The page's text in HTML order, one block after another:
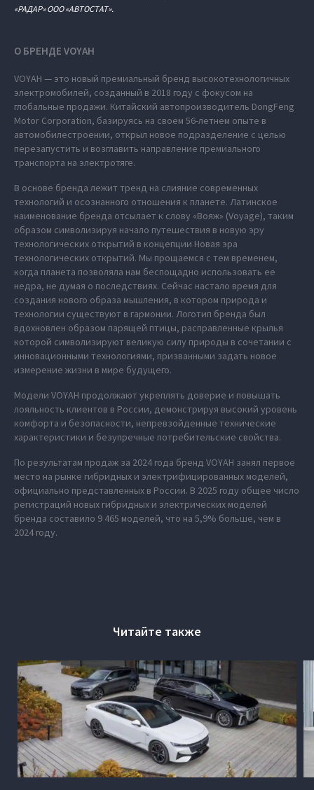
«РАДАР» ООО «АВТОСТАТ».
О БРЕНДЕ VOYAH
VOYAH — это новый премиальный бренд высокотехнологичных
электромобилей, созданный в 2018 году с фокусом на
глобальные продажи. Китайский автопроизводитель DongFeng
Motor Corporation, базируясь на своем 56-летнем опыте в
автомобилестроении, открыл новое подразделение с целью
перезапустить и возглавить направление премиального
транспорта на электротяге.
В основе бренда лежит тренд на слияние современных
технологий и осознанного отношения к планете. Латинское
наименование бренда отсылает к слову «Вояж» (Voyage), таким
образом символизируя начало путешествия в новую эру
технологических открытий в концепции Новая эра
технологических открытий. Мы прощаемся с тем временем,
когда планета позволяла нам беспощадно использовать ее
недра, не думая о последствиях. Сейчас настало время для
создания нового образа мышления, в котором природа и
технологии существуют в гармонии. Логотип бренда был
вдохновлен образом парящей птицы, расправленные крылья
которой символизируют великую силу природы в сочетании с
инновационными технологиями, призванными задать новое
измерение жизни в мире будущего.
Модели VOYAH продолжают укреплять доверие и повышать
лояльность клиентов в России, демонстрируя высокий уровень
комфорта и безопасности, непревзойденные технические
характеристики и безупречные потребительские свойства.
По результатам продаж за 2024 года бренд VOYAH занял первое
место на рынке гибридных и электрифицированных моделей,
официально представленных в России. В 2025 году общее число
регистраций новых гибридных и электрических моделей
бренда составило 9 465 моделей, что на 5,9% больше, чем в
2024 году.
Читайте также